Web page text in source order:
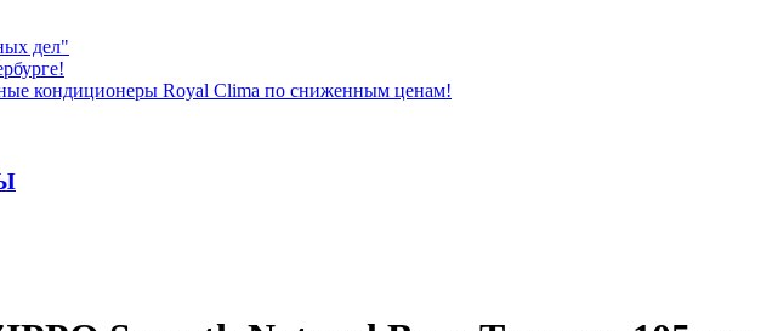
дел"
кондиционеры Royal Clima по сниженным ценам!